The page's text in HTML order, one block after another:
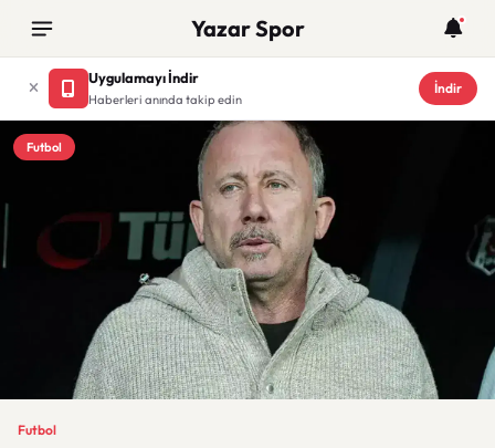
Yazar Spor
Uygulamayı İndir
Haberleri anında takip edin
İndir
Futbol
Futbol